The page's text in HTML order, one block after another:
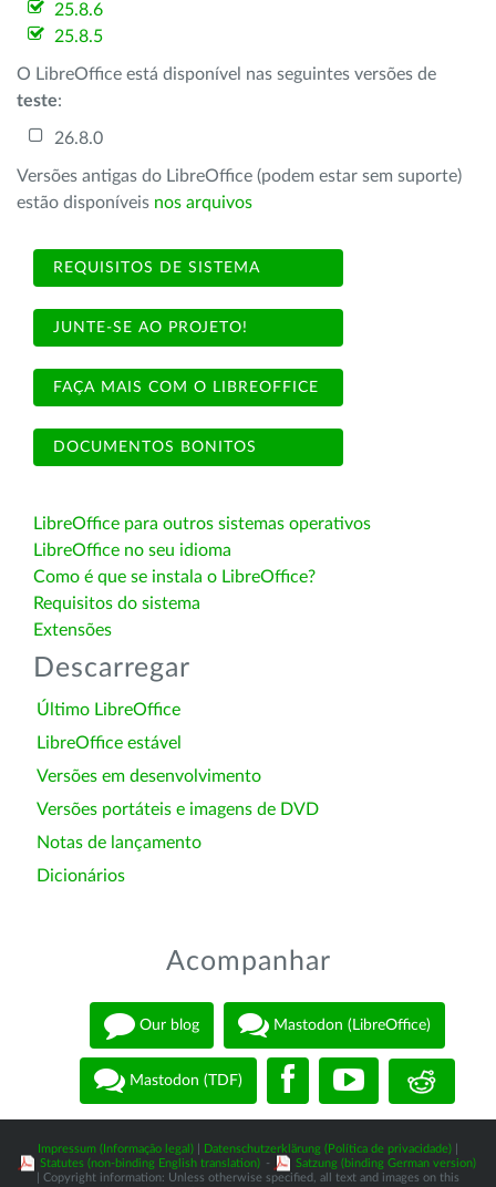
25.8.6
25.8.5
O LibreOffice está disponível nas seguintes versões de
teste:
26.8.0
Versões antigas do LibreOffice (podem estar sem suporte)
estão disponíveis nos arquivos
REQUISITOS DE SISTEMA
JUNTE-SE AO PROJETO!
FAÇA MAIS COM O LIBREOFFICE
DOCUMENTOS BONITOS
LibreOffice para outros sistemas operativos
LibreOffice no seu idioma
Como é que se instala o LibreOffice?
Requisitos do sistema
Extensões
Descarregar
Último LibreOffice
LibreOffice estável
Versões em desenvolvimento
Versões portáteis e imagens de DVD
Notas de lançamento
Dicionários
Acompanhar
Our blog Mastodon (LibreOffice)
Mastodon (TDF)
Impressum (Informação legal) Datenschutzerklärung (Política de privacidade)
Statutes (non-binding English translation) -
Satzung (binding German version)
| Copyright information: Unless otherwise specified, all text and images on this